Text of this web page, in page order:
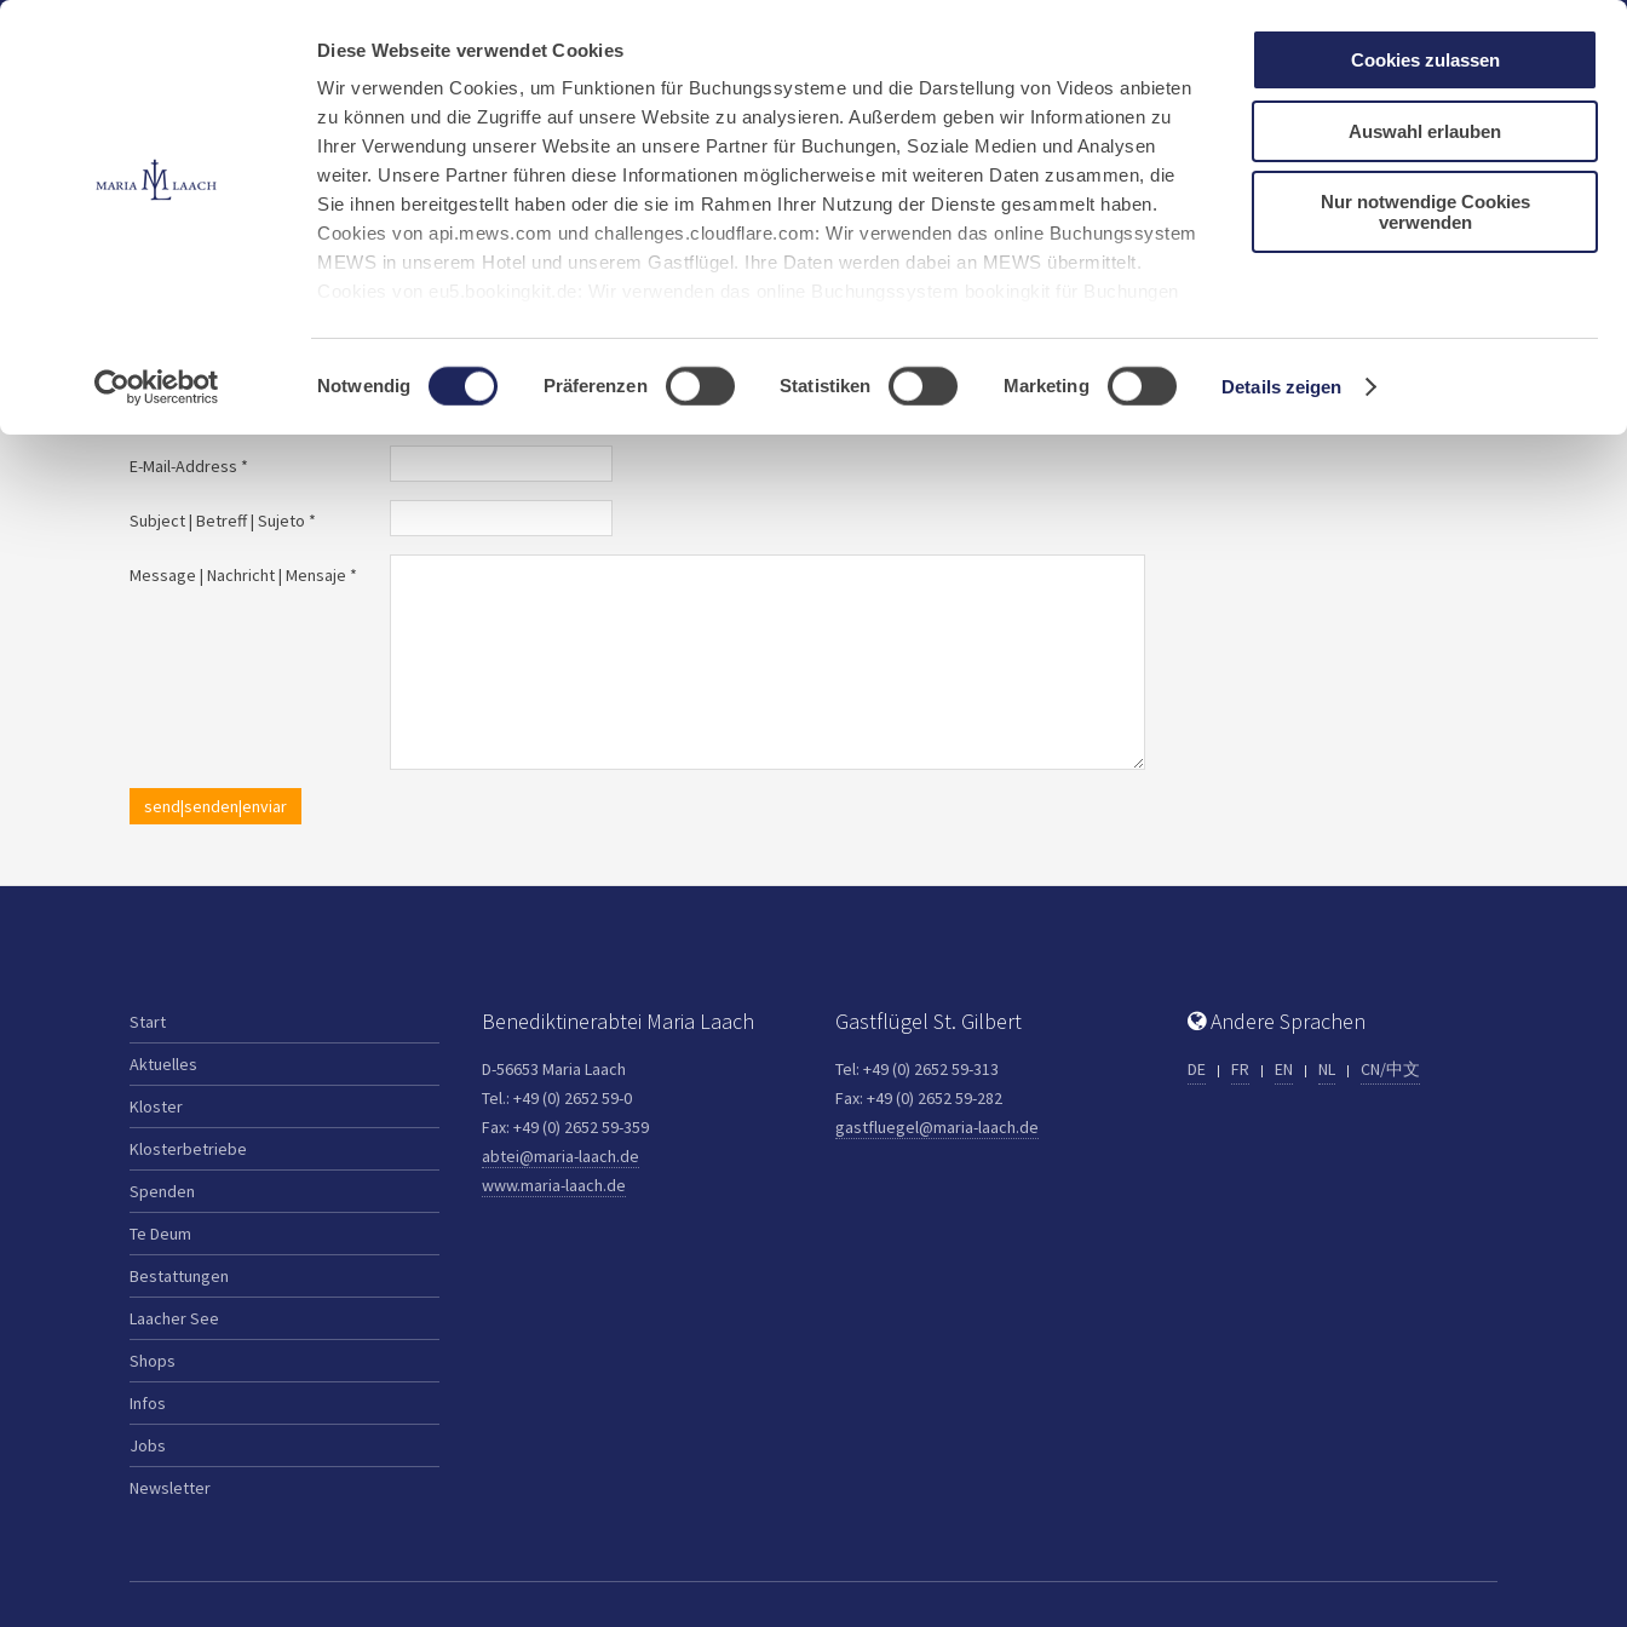
Diese Webseite verwendet Cookies
Wir verwenden Cookies, um Funktionen für Buchungssysteme und die Darstellung von Videos anbieten
zu können und die Zugriffe auf unsere Website zu analysieren. Außerdem geben wir Informationen zu
Ihrer Verwendung unserer Website an unsere Partner für Buchungen, Soziale Medien und Analysen
weiter. Unsere Partner führen diese Informationen möglicherweise mit weiteren Daten zusammen, die
Sie ihnen bereitgestellt haben oder die sie im Rahmen Ihrer Nutzung der Dienste gesammelt haben.
Cookies von api.mews.com und challenges.cloudflare.com: Wir verwenden das online Buchungssystem
MEWS in unserem Hotel und unserem Gastflügel. Ihre Daten werden dabei an MEWS übermittelt.
Einwilligungsauswahl
Notwendig Präferenzen Statistiken Marketing Details zeigen
Cookies zulassen
Auswahl erlauben
Nur notwendige Cookies
verwenden
Kloster Klosterbetriebe Spenden Infos
E-Mail schreiben
NL CN/中文
E-Mail schreiben
Your message to | Ihre Nachricht an | Tu mensaje: abtei@maria[...].de
* required information | erforderliche Informationen | Información requerida
Name | Nombre *
E-Mail-Address *
Subject | Betreff | Sujeto *
Message | Nachricht | Mensaje *
send|senden|enviar
Start
Aktuelles
Kloster
Klosterbetriebe
Spenden
Te Deum
Bestattungen
Laacher See
Shops
Infos
Jobs
Newsletter
Benediktinerabtei Maria Laach
D-56653 Maria Laach
Tel.: +49 (0) 2652 59-0
Fax: +49 (0) 2652 59-359
abtei@maria-laach.de
www.maria-laach.de
Gastflügel St. Gilbert
Tel: +49 (0) 2652 59-313
Fax: +49 (0) 2652 59-282
gastfluegel@maria-laach.de
Andere Sprachen
DE FR EN NL CN/中文